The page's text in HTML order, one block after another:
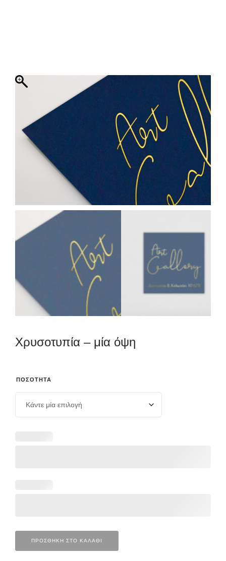
ΠΡΟΣΚΛΗΤΗΡΙΟ
ΕΚΤΥΠΩΣΗ
Χρυσοτυπία – μία όψη
ΠΟΣΌΤΗΤΑ
ΠΡΟΣΘΉΚΗ ΣΤΟ ΚΑΛΆΘΙ